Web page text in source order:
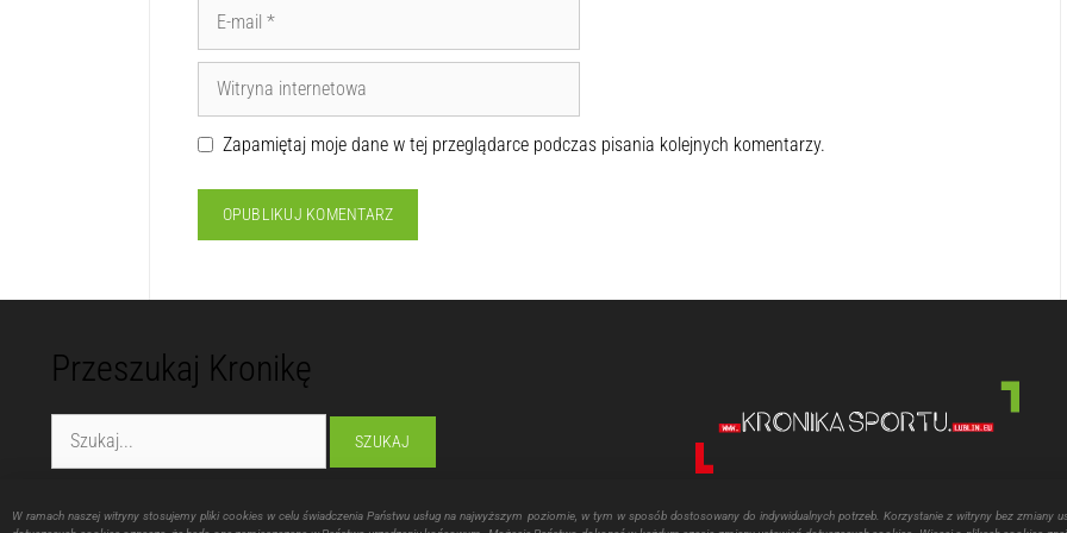
Zapamiętaj moje dane w tej przeglądarce podczas pisania kolejnych komentarzy.
Przeszukaj Kronikę
ul. Montażowa 16, 20-214 Lublin
W ramach naszej witryny stosujemy pliki cookies w celu świadczenia Państwu usług na najwyższym poziomie, w tym w sposób dostosowany do indywidualnych potrzeb. Korzystanie z witryny bez zmiany